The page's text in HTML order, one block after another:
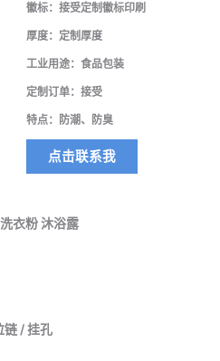
徽标：接受定制徽标印刷
厚度：定制厚度
工业用途：食品包装
定制订单：接受
特点：防潮、防臭
点击联系我
衣粉 沐浴露
链 / 挂孔